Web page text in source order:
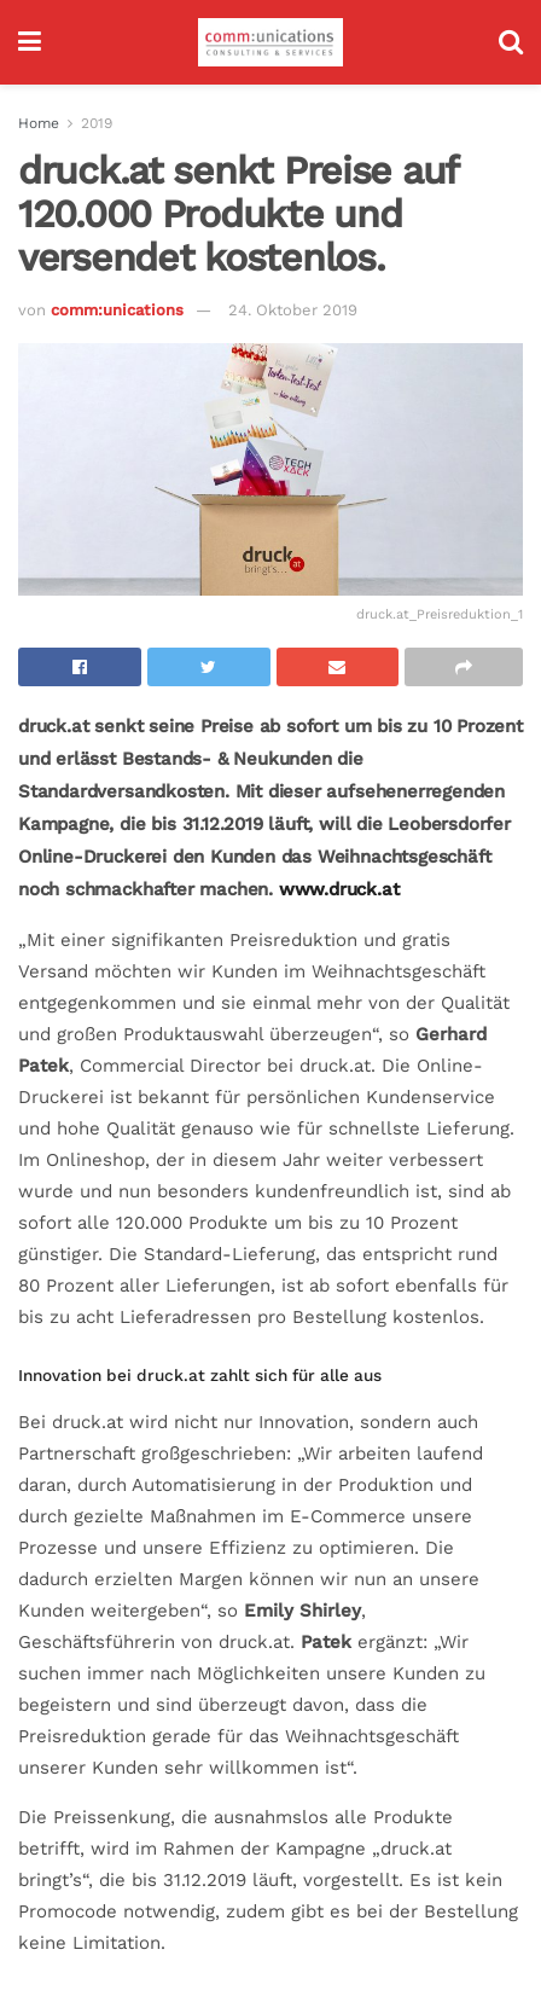
Home 2019
druck.at senkt Preise auf
120.000 Produkte und
versendet kostenlos.
von comm:unications 24. Oktober 2019
druck.at_Preisreduktion_1
druck.at senkt seine Preise ab sofort um bis zu 10 Prozent
und erlässt Bestands- & Neukunden die
Standardversandkosten. Mit dieser aufsehenerregenden
Kampagne, die bis 31.12.2019 läuft, will die Leobersdorfer
Online-Druckerei den Kunden das Weihnachtsgeschäft
noch schmackhafter machen. www.druck.at
„Mit einer signifikanten Preisreduktion und gratis
Versand möchten wir Kunden im Weihnachtsgeschäft
entgegenkommen und sie einmal mehr von der Qualität
und großen Produktauswahl überzeugen“, so Gerhard
Patek, Commercial Director bei druck.at. Die Online-
Druckerei ist bekannt für persönlichen Kundenservice
und hohe Qualität genauso wie für schnellste Lieferung.
Im Onlineshop, der in diesem Jahr weiter verbessert
wurde und nun besonders kundenfreundlich ist, sind ab
sofort alle 120.000 Produkte um bis zu 10 Prozent
günstiger. Die Standard-Lieferung, das entspricht rund
80 Prozent aller Lieferungen, ist ab sofort ebenfalls für
bis zu acht Lieferadressen pro Bestellung kostenlos.
Innovation bei druck.at zahlt sich für alle aus
Bei druck.at wird nicht nur Innovation, sondern auch
Partnerschaft großgeschrieben: „Wir arbeiten laufend
daran, durch Automatisierung in der Produktion und
durch gezielte Maßnahmen im E-Commerce unsere
Prozesse und unsere Effizienz zu optimieren. Die
dadurch erzielten Margen können wir nun an unsere
Kunden weitergeben“, so Emily Shirley,
Geschäftsführerin von druck.at. Patek ergänzt: „Wir
suchen immer nach Möglichkeiten unsere Kunden zu
begeistern und sind überzeugt davon, dass die
Preisreduktion gerade für das Weihnachtsgeschäft
unserer Kunden sehr willkommen ist“.
Die Preissenkung, die ausnahmslos alle Produkte
betrifft, wird im Rahmen der Kampagne „druck.at
bringt’s“, die bis 31.12.2019 läuft, vorgestellt. Es ist kein
Promocode notwendig, zudem gibt es bei der Bestellung
keine Limitation.